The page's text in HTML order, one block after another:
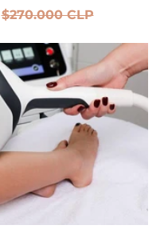
$270.000 CLP